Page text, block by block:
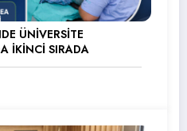
ÜNİVERSİTE
İKİNCİ SIRADA